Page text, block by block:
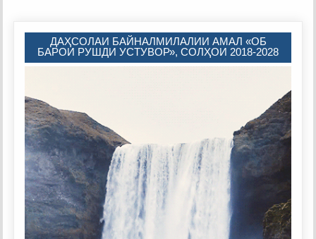
ДАҲСОЛАИ БАЙНАЛМИЛАЛИИ АМАЛ «ОБ
БАРОИ РУШДИ УСТУВОР», СОЛҲОИ 2018-2028